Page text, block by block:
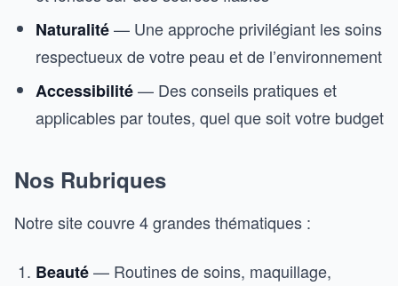
Naturalité— Une approche privilégiant les soins
respectueux de votre peau et de l’environnement
Accessibilité— Des conseils pratiques et
applicables par toutes, quel que soit votre budget
Nos Rubriques
Notre site couvre 4 grandes thématiques :
Beauté— Routines de soins, maquillage,